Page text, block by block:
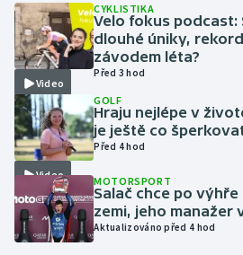
Judo
Krasobruslení
Lezení
Lyže a snowboard
Moderní pětiboj
Motorsport
Video
CYKLISTIKA
Velo fokus podcast:
dlouhé úniky,
závodem léta?
Před 3 hod
Video
GOLF
Hraju nejlépe v
je ještě co
Před 4 hod
MOTORSPORT
Salač chce po
zemi, jeho manažer
Aktualizováno před 4 hod